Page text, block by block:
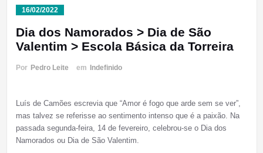
16/02/2022
Dia dos Namorados > Dia de São
Valentim > Escola Básica da Torreira
Por Pedro Leite em Indefinido
Luís de Camões escrevia que “Amor é fogo que arde sem se ver”,
mas talvez se referisse ao sentimento intenso que é a paixão. Na
passada segunda-feira, 14 de fevereiro, celebrou-se o Dia dos
Namorados ou Dia de São Valentim.